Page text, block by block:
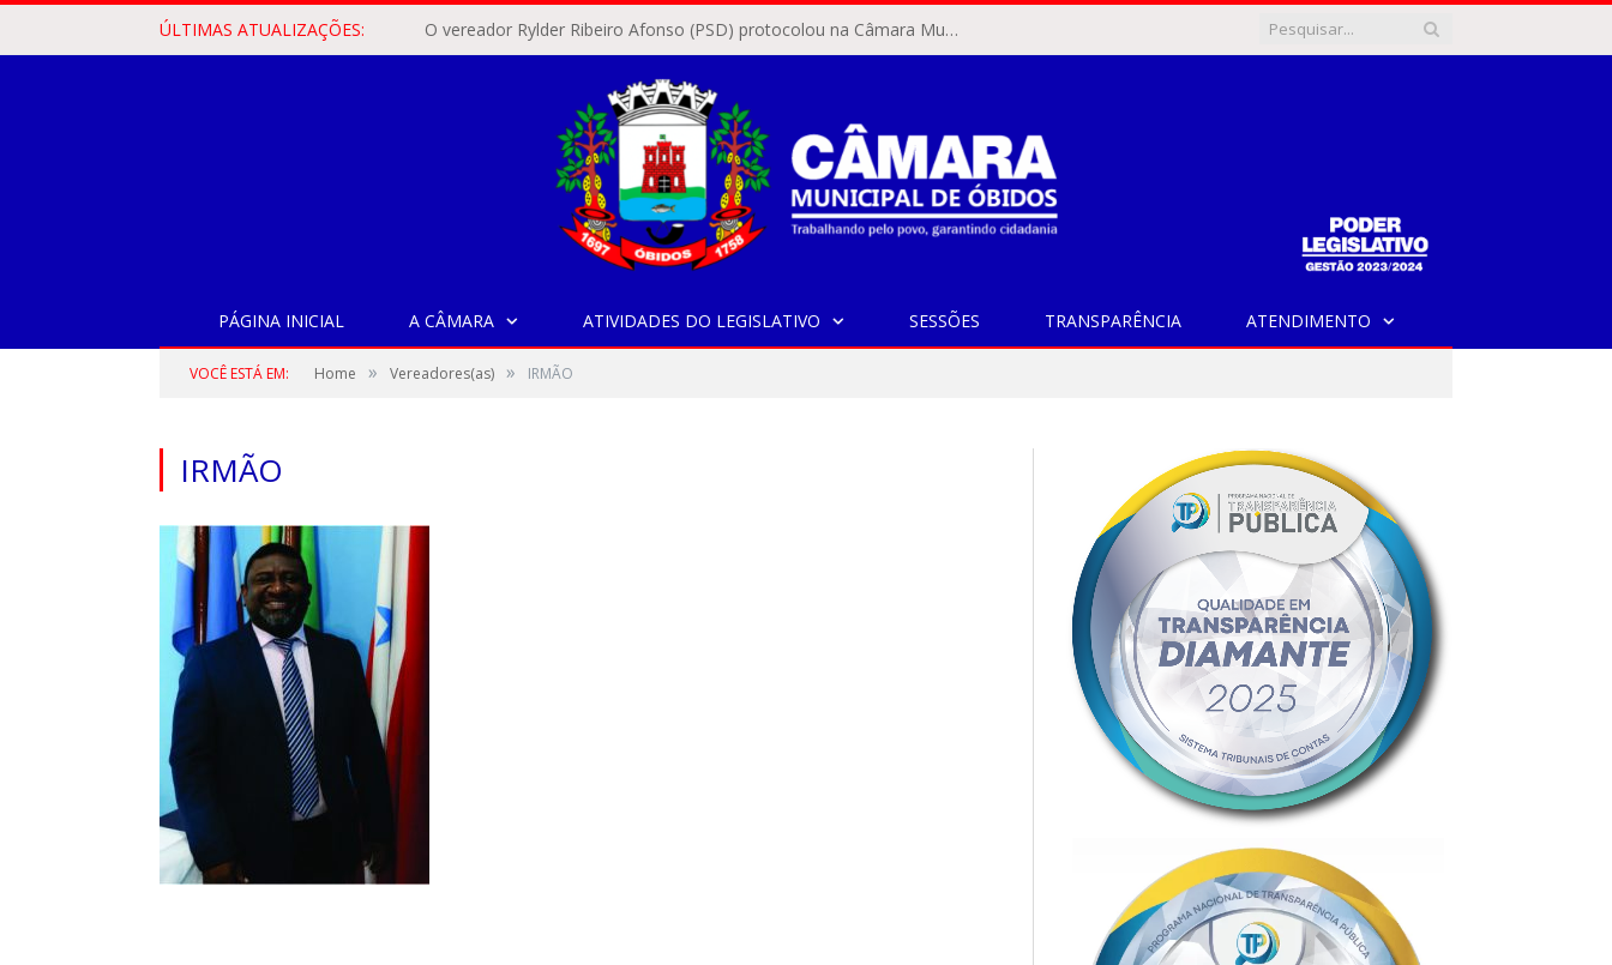
ÚLTIMAS ATUALIZAÇÕES: O vereador Rylder Ribeiro Afonso (PSD) protocolou na Câmara Municipal de Óbidos o Requerimento nº 346/2026.
PÁGINA INICIAL A CÂMARA ATIVIDADES DO LEGISLATIVO SESSÕES TRANSPARÊNCIA ATENDIMENTO
VOCÊ ESTÁ EM: Home » Vereadores(as) » IRMÃO
IRMÃO